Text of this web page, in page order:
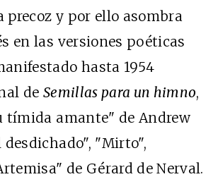
precoz y por ello asombra
en las versiones poéticas
hasta 1954
de Semillas para un himno,
tímida amante" de Andrew
"Mirto",
de Gérard de Nerval.